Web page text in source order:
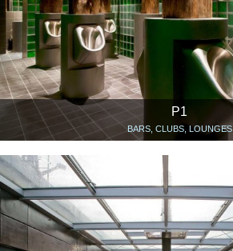
P1
BARS, CLUBS, LOUNGES